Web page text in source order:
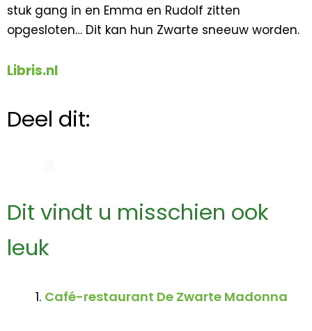
stuk gang in en Emma en Rudolf zitten
opgesloten… Dit kan hun Zwarte sneeuw worden.
Libris.nl
Deel dit:
Dit vindt u misschien ook
leuk
Café-restaurant De Zwarte Madonna